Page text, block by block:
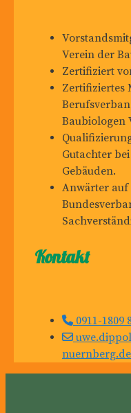
Verein der
Zertifiziert
Zertifiziertes
Baubiologen
Gutachter
Gebäuden.
Anwärter
Kontakt
0911-1809
nuernberg.de